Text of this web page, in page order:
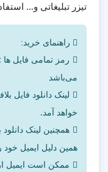
تیزر تبلیغاتی و…
راهنمای خرید:
می‌باشد
لینک دانلود فایل
خواهد آمد.
همچنین لینک
همین دلیل ایمیل خود